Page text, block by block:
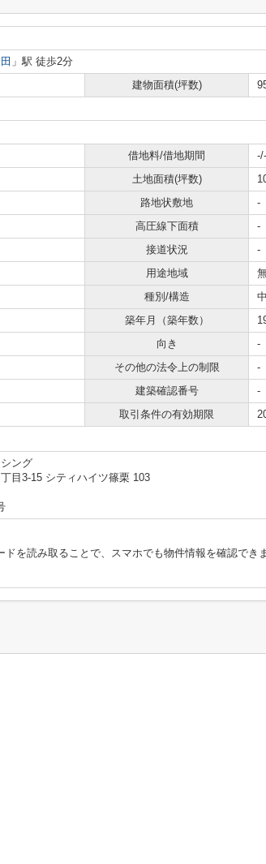
」駅 徒歩2分
建物面積(坪数)
借地料/借地期間
-/-
土地面積(坪数)
路地状敷地
-
高圧線下面積
-
接道状況
-
用途地域
種別/構造
築年月（築年数）
向き
-
その他の法令上の制限
-
建築確認番号
-
取引条件の有効期限
ング
目3-15 シティハイツ篠栗 103
ドを読み取ることで、スマホでも物件情報を確認でき